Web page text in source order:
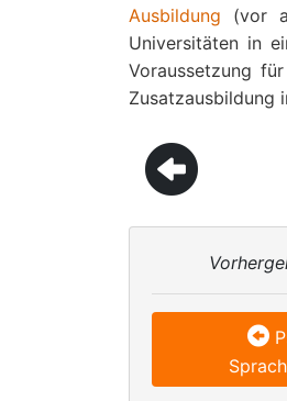
Ausbildung (vor
Universitäten in
Voraussetzung
Zusatzausbildung